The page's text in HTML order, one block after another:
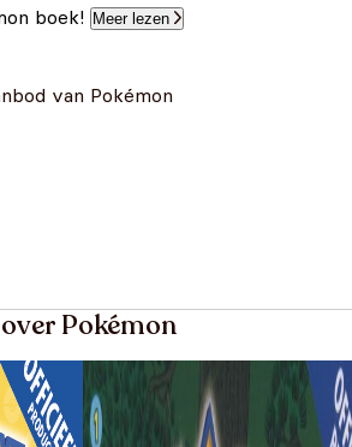
boek!
Meer lezen
van Pokémon
Pokémon